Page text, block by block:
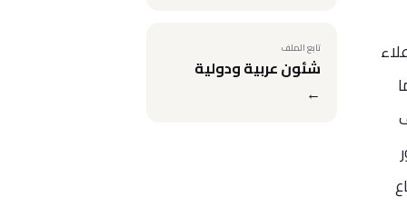
تابع الملف
شئون عربية ودولية
←